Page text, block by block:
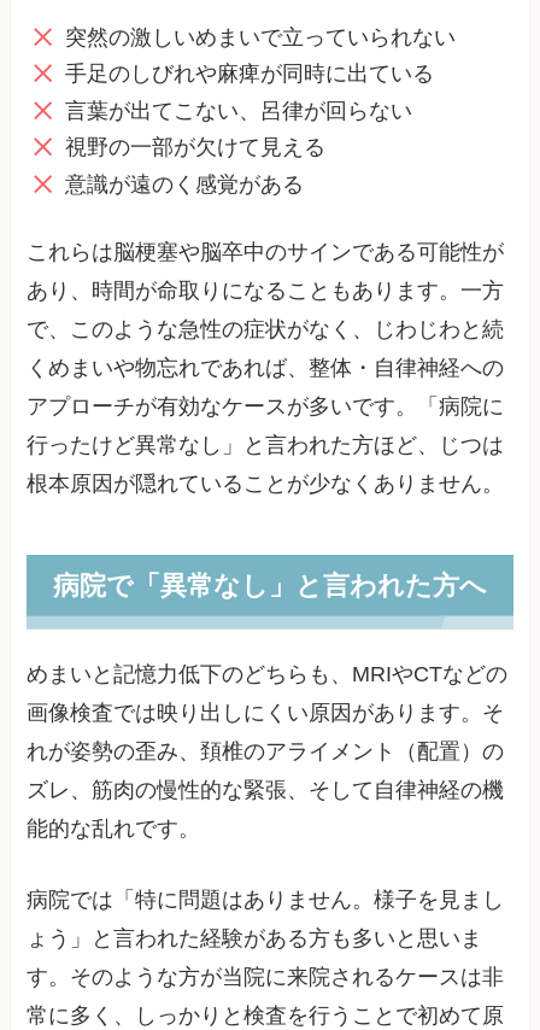
突然の激しいめまいで立っていられない
手足のしびれや麻痺が同時に出ている
言葉が出てこない、呂律が回らない
視野の一部が欠けて見える
意識が遠のく感覚がある
これらは脳梗塞や脳卒中のサインである可能性が
あり、時間が命取りになることもあります。一方
で、このような急性の症状がなく、じわじわと続
くめまいや物忘れであれば、整体・自律神経への
アプローチが有効なケースが多いです。「病院に
行ったけど異常なし」と言われた方ほど、じつは
根本原因が隠れていることが少なくありません。
病院で「異常なし」と言われた方へ
めまいと記憶力低下のどちらも、MRIやCTなどの
画像検査では映り出しにくい原因があります。そ
れが姿勢の歪み、頚椎のアライメント（配置）の
ズレ、筋肉の慢性的な緊張、そして自律神経の機
能的な乱れです。
病院では「特に問題はありません。様子を見まし
ょう」と言われた経験がある方も多いと思いま
す。そのような方が当院に来院されるケースは非
常に多く、しっかりと検査を行うことで初めて原